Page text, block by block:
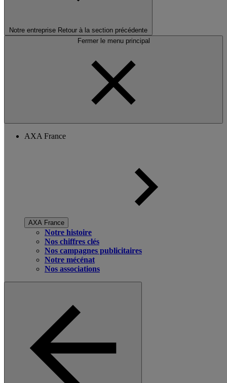
Notre entreprise Retour à la section précédente
Fermer le menu principal
AXA France
AXA France
Notre histoire
Nos chiffres clés
Nos campagnes publicitaires
Notre mécénat
Nos associations